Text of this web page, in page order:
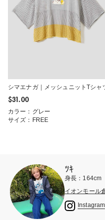
シマエナガ｜メッシュニットTシャ
$‌31.00
カラー：グレー
サイズ：FREE
ﾂｷ
身長：164cm
イオンモール
Instagram